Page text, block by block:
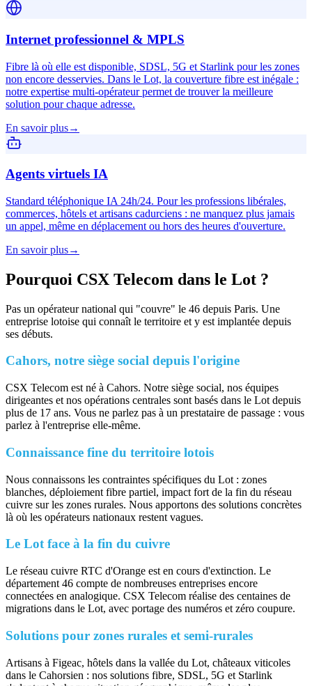
Internet professionnel & MPLS
Fibre là où elle est disponible, SDSL, 5G et Starlink pour les zones
non encore desservies. Dans le Lot, la couverture fibre est inégale :
notre expertise multi-opérateur permet de trouver la meilleure
solution pour chaque adresse.
En savoir plus→
Agents virtuels IA
Standard téléphonique IA 24h/24. Pour les professions libérales,
commerces, hôtels et artisans cadurciens : ne manquez plus jamais
un appel, même en déplacement ou hors des heures d'ouverture.
En savoir plus→
Pourquoi CSX Telecom dans le Lot ?
Pas un opérateur national qui "couvre" le 46 depuis Paris. Une
entreprise lotoise qui connaît le territoire et y est implantée depuis
ses débuts.
Cahors, notre siège social depuis l'origine
CSX Telecom est né à Cahors. Notre siège social, nos équipes
dirigeantes et nos opérations centrales sont basés dans le Lot depuis
plus de 17 ans. Vous ne parlez pas à un prestataire de passage : vous
parlez à l'entreprise elle-même.
Connaissance fine du territoire lotois
Nous connaissons les contraintes spécifiques du Lot : zones
blanches, déploiement fibre partiel, impact fort de la fin du réseau
cuivre sur les zones rurales. Nous apportons des solutions concrètes
là où les opérateurs nationaux restent vagues.
Le Lot face à la fin du cuivre
Le réseau cuivre RTC d'Orange est en cours d'extinction. Le
département 46 compte de nombreuses entreprises encore
connectées en analogique. CSX Telecom réalise des centaines de
migrations dans le Lot, avec portage des numéros et zéro coupure.
Solutions pour zones rurales et semi-rurales
Artisans à Figeac, hôtels dans la vallée du Lot, châteaux viticoles
dans le Cahorsien : nos solutions fibre, SDSL, 5G et Starlink